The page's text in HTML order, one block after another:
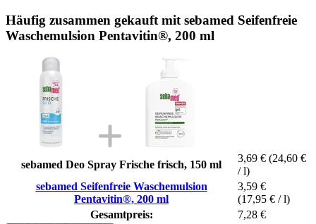
Häufig zusammen gekauft mit sebamed Seifenfreie
Waschemulsion Pentavitin®, 200 ml
sebamed Deo Spray Frische frisch, 150 ml
3,69 € (24,60 €
/ l)
sebamed Seifenfreie Waschemulsion
Pentavitin®, 200 ml
3,59 €
(17,95 € / l)
Gesamtpreis:
7,28 €